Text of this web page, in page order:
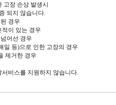
장 손상 발생시
되지 않습니다.
경우
이 있는 경우
어선 경우
일 등)으로 인한 고장의 경우
제거한 경우
비스를 지원하지 않습니다.